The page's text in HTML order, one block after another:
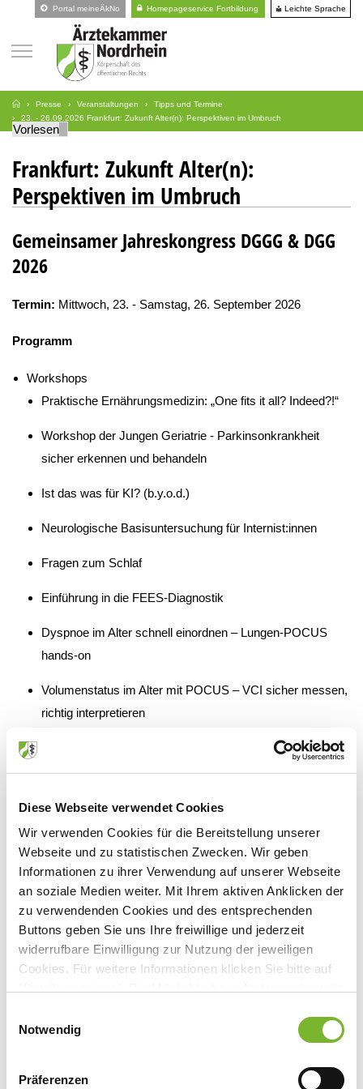
Diese Webseite verwendet Cookies
Wir verwenden Cookies für die Bereitstellung unserer
Webseite und zu statistischen Zwecken. Wir geben
Informationen zu ihrer Verwendung auf unserer Webseite
an soziale Medien weiter. Mit Ihrem aktiven Anklicken der
zu verwendenden Cookies und des entsprechenden
Buttons geben Sie uns Ihre freiwillige und jederzeit
widerrufbare Einwilligung zur Nutzung der jeweiligen
Cookies. Für weitere Informationen klicken Sie bitte auf
Datenschutzerklärung
Notwendig
Präferenzen
Portal meineÄkNo Homepageservice Fortbildung Leichte Sprache
Presse Veranstaltungen
Tipps und Termine
23. - 26.09.2026 Frankfurt: Zukunft Alter(n): Perspektiven im Umbruch
Vorlesen
Frankfurt: Zukunft Alter(n):
Perspektiven im Umbruch
Gemeinsamer Jahreskongress DGGG & DGG
2026
Termin: Mittwoch, 23. - Samstag, 26. September 2026
Programm
Workshops
Praktische Ernährungsmedizin: „One fits it all? Indeed?!“
Workshop der Jungen Geriatrie - Parkinsonkrankheit
sicher erkennen und behandeln
Ist das was für KI? (b.y.o.d.)
Neurologische Basisuntersuchung für Internist:innen
Fragen zum Schlaf
Einführung in die FEES-Diagnostik
Dyspnoe im Alter schnell einordnen – Lungen-POCUS
hands-on
Volumenstatus im Alter mit POCUS – VCI sicher messen,
richtig interpretieren
Muskelultraschall in der Sarkopenie-Diagnostik – hands-
on
Geriatrie zwischen Klimawandel und Klinikalltag: Textilien
als unterschätzter Faktor für Hitzeschutz und
Nachhaltigkeit
Neu in der Leitung der Geriatrie
Interventionen in der Onkogeriatrie: Praktisches Training
an Fällen
Perturbationsbasiertes Gleichgewichtstraining auf dem
Lungenfunktion und Behandlung mit Inhalativa bei